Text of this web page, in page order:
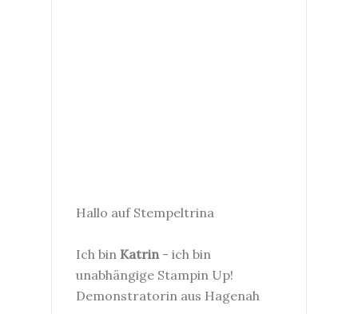
Hallo auf Stempeltrina
Ich bin Katrin - ich bin
unabhängige Stampin Up!
Demonstratorin aus Hagenah